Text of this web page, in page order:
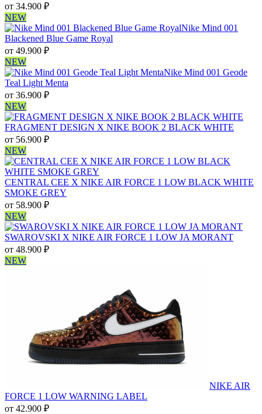
от 34.900 ₽
NEW
Nike Mind 001
Blackened Blue Game Royal
от 49.900 ₽
NEW
Nike Mind 001 Geode
Teal Light Menta
от 36.900 ₽
NEW
FRAGMENT DESIGN X NIKE BOOK 2 BLACK WHITE
от 56.900 ₽
NEW
CENTRAL CEE X NIKE AIR FORCE 1 LOW BLACK WHITE
SMOKE GREY
от 58.900 ₽
NEW
SWAROVSKI X NIKE AIR FORCE 1 LOW JA MORANT
от 48.900 ₽
NEW
NIKE AIR
FORCE 1 LOW WARNING LABEL
от 42.900 ₽